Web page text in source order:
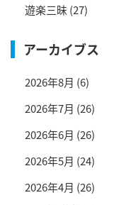
遊楽三昧(27)
アーカイブス
2026年8月 (6)
2026年7月 (26)
2026年6月 (26)
2026年5月 (24)
2026年4月 (26)